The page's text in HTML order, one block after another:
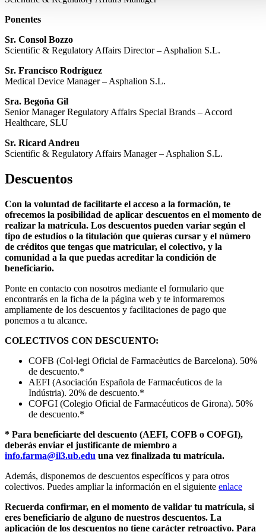
Ponentes
Sr. Consol Bozzo
Scientific & Regulatory Affairs Director – Asphalion S.L.
Sr. Francisco Rodríguez
Medical Device Manager – Asphalion S.L.
Sra. Begoña Gil
Senior Manager Regulatory Affairs Special Brands – Accord
Healthcare, SLU
Sr. Ricard Andreu
Scientific & Regulatory Affairs Manager – Asphalion S.L.
Descuentos
Con la voluntad de facilitarte el acceso a la formación, te
ofrecemos la posibilidad de aplicar descuentos en el momento de
realizar la matrícula. Los descuentos pueden variar según el
tipo de estudios o la titulación que quieras cursar y el número
de créditos que tengas que matricular, el colectivo, y la
comunidad a la que puedas acreditar la condición de
beneficiario.
Ponte en contacto con nosotros mediante el formulario que
encontrarás en la ficha de la página web y te informaremos
ampliamente de los descuentos y facilitaciones de pago que
ponemos a tu alcance.
COLECTIVOS CON DESCUENTO:
COFB (Col·legi Oficial de Farmacèutics de Barcelona). 50%
de descuento.*
AEFI (Asociación Española de Farmacéuticos de la
Indústria). 20% de descuento.*
COFGI (Colegio Oficial de Farmacéuticos de Girona). 50%
de descuento.*
* Para beneficiarte del descuento (AEFI, COFB o COFGI),
deberás enviar el justificante de miembro a
info.farma@il3.ub.edu una vez finalizada tu matrícula.
Además, disponemos de descuentos específicos y para otros
colectivos. Puedes ampliar la información en el siguiente enlace
Recuerda confirmar, en el momento de validar tu matrícula, si
eres beneficiario de alguno de nuestros descuentos. La
aplicación de los descuentos no tiene carácter retroactivo. Para